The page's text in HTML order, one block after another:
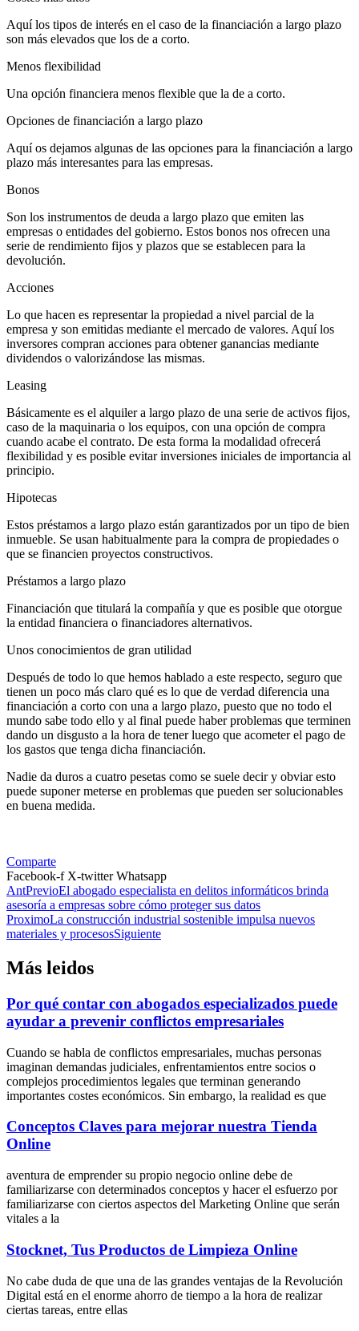
Aquí los tipos de interés en el caso de la financiación a largo plazo
son más elevados que los de a corto.
Menos flexibilidad
Una opción financiera menos flexible que la de a corto.
Opciones de financiación a largo plazo
Aquí os dejamos algunas de las opciones para la financiación a largo
plazo más interesantes para las empresas.
Bonos
Son los instrumentos de deuda a largo plazo que emiten las
empresas o entidades del gobierno. Estos bonos nos ofrecen una
serie de rendimiento fijos y plazos que se establecen para la
devolución.
Acciones
Lo que hacen es representar la propiedad a nivel parcial de la
empresa y son emitidas mediante el mercado de valores. Aquí los
inversores compran acciones para obtener ganancias mediante
dividendos o valorizándose las mismas.
Leasing
Básicamente es el alquiler a largo plazo de una serie de activos fijos,
caso de la maquinaria o los equipos, con una opción de compra
cuando acabe el contrato. De esta forma la modalidad ofrecerá
flexibilidad y es posible evitar inversiones iniciales de importancia al
principio.
Hipotecas
Estos préstamos a largo plazo están garantizados por un tipo de bien
inmueble. Se usan habitualmente para la compra de propiedades o
que se financien proyectos constructivos.
Préstamos a largo plazo
Financiación que titulará la compañía y que es posible que otorgue
la entidad financiera o financiadores alternativos.
Unos conocimientos de gran utilidad
Después de todo lo que hemos hablado a este respecto, seguro que
tienen un poco más claro qué es lo que de verdad diferencia una
financiación a corto con una a largo plazo, puesto que no todo el
mundo sabe todo ello y al final puede haber problemas que terminen
dando un disgusto a la hora de tener luego que acometer el pago de
los gastos que tenga dicha financiación.
Nadie da duros a cuatro pesetas como se suele decir y obviar esto
puede suponer meterse en problemas que pueden ser solucionables
en buena medida.
Comparte
Facebook-f X-twitter Whatsapp
AntPrevioEl abogado especialista en delitos informáticos brinda
asesoría a empresas sobre cómo proteger sus datos
ProximoLa construcción industrial sostenible impulsa nuevos
materiales y procesosSiguiente
Más leidos
Por qué contar con abogados especializados puede
ayudar a prevenir conflictos empresariales
Cuando se habla de conflictos empresariales, muchas personas
imaginan demandas judiciales, enfrentamientos entre socios o
complejos procedimientos legales que terminan generando
importantes costes económicos. Sin embargo, la realidad es que
Conceptos Claves para mejorar nuestra Tienda
Online
aventura de emprender su propio negocio online debe de
familiarizarse con determinados conceptos y hacer el esfuerzo por
familiarizarse con ciertos aspectos del Marketing Online que serán
vitales a la
Stocknet, Tus Productos de Limpieza Online
No cabe duda de que una de las grandes ventajas de la Revolución
Digital está en el enorme ahorro de tiempo a la hora de realizar
ciertas tareas, entre ellas